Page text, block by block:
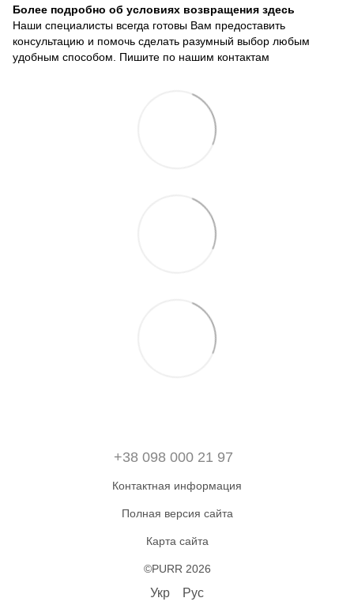
Более подробно об условиях возвращения здесь
Наши специалисты всегда готовы Вам предоставить
консультацию и помочь сделать разумный выбор любым
удобным способом. Пишите по нашим контактам
+38 098 000 21 97
Контактная информация
Полная версия сайта
Карта сайта
©PURR 2026
Укр Рус